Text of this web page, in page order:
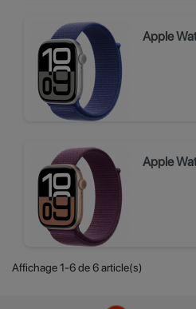
Apple
Apple
Affichage 1-6 de 6 article(s)